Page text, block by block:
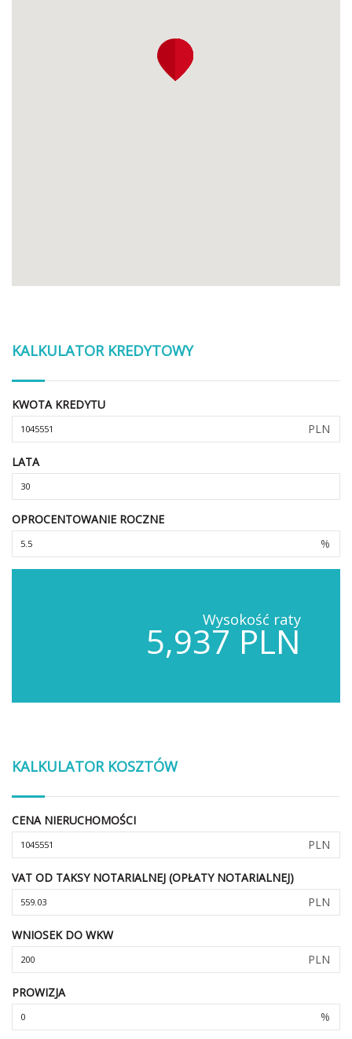
KALKULATOR KREDYTOWY
KWOTA KREDYTU
PLN
LATA
OPROCENTOWANIE ROCZNE
%
Wysokość raty
5,937 PLN
KALKULATOR KOSZTÓW
CENA NIERUCHOMOŚCI
PLN
VAT OD TAKSY NOTARIALNEJ (OPŁATY NOTARIALNEJ)
PLN
WNIOSEK DO WKW
PLN
PROWIZJA
%